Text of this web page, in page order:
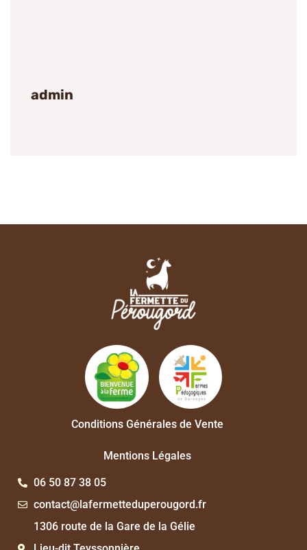
admin
Conditions Générales de Vente
Mentions Légales
06 50 87 38 05
contact@lafermetteduperougord.fr
1306 route de la Gare de la Gélie